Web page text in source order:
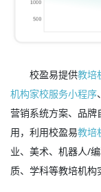
校盈易提供教培
机构家校服务小程序
营销系统方案、品牌
用，利用校盈易教培
业、美术、机器人/
质、学科等教培机构